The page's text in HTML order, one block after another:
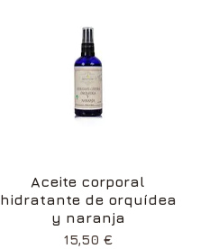
Vista rápida
Aceite corporal
hidratante de orquídea
y naranja
Precio
15,50 €